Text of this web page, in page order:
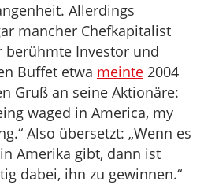
Allerdings
mancher Chefkapitalist
berühmte Investor und
Buffet etwa meinte 2004
Gruß an seine Aktionäre:
waged in America, my
Also übersetzt: „Wenn es
Amerika gibt, dann ist
dabei, ihn zu gewinnen.“